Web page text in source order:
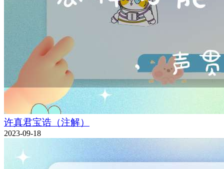
许真君宝诰（注解）
2023-09-18